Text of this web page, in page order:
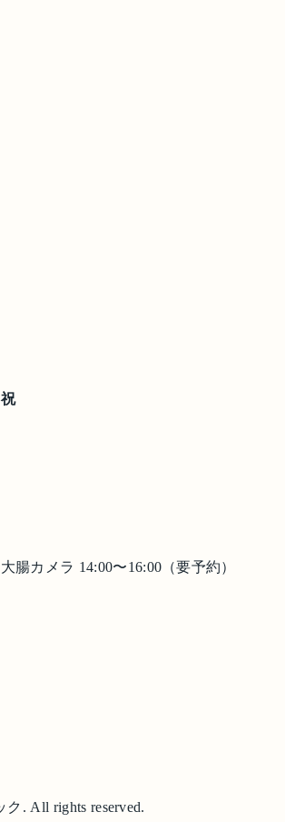
腸カメラ 14:00〜16:00（要予約）
ク . All rights reserved.